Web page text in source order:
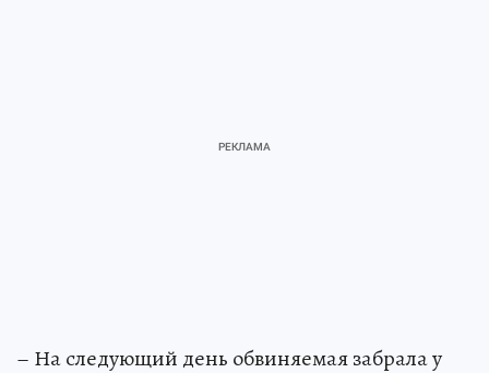
– На следующий день обвиняемая забрала у